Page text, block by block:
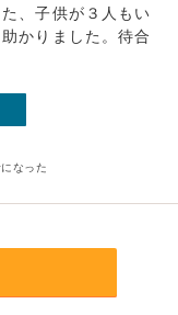
、子供が３人もい
かりました。待合
なった